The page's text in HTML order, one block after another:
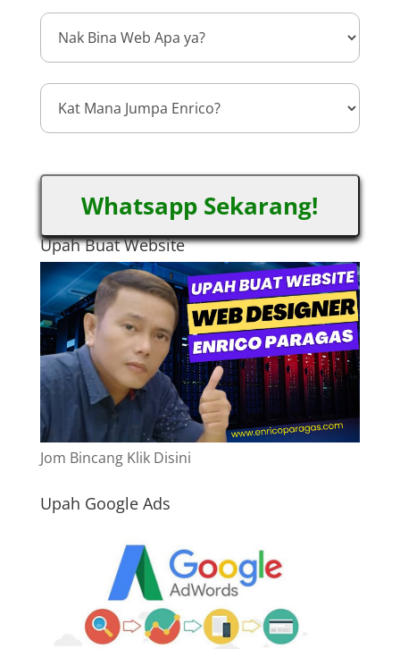
Whatsapp Sekarang!
Upah Buat Website
Jom Bincang Klik Disini
Upah Google Ads